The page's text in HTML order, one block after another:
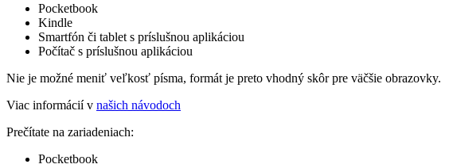
Pocketbook
Kindle
Smartfón či tablet s príslušnou aplikáciou
Počítač s príslušnou aplikáciou
Nie je možné meniť veľkosť písma, formát je preto vhodný skôr pre väčšie obrazovky.
Viac informácií v našich návodoch
Prečítate na zariadeniach:
Pocketbook